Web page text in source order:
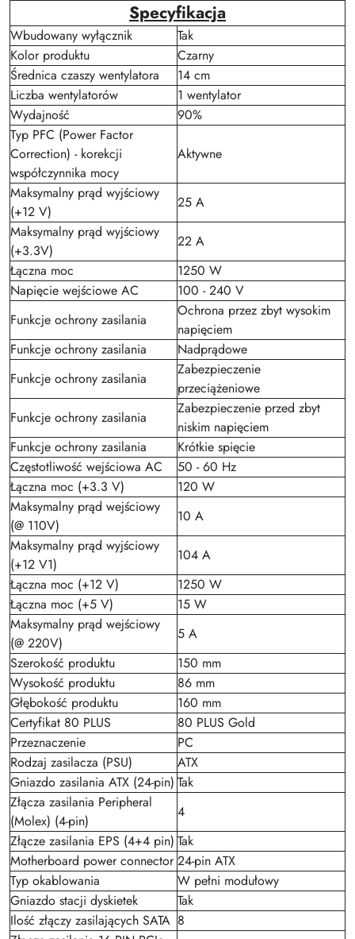
Specyfikacja
Wbudowany wyłącznik
Tak
Kolor produktu
Czarny
Średnica czaszy wentylatora
14 cm
Liczba wentylatorów
1 wentylator
Wydajność
90%
Typ PFC (Power Factor
Correction) - korekcji
współczynnika mocy
Aktywne
Maksymalny prąd wyjściowy
(+12 V)
25 A
Maksymalny prąd wyjściowy
(+3.3V)
22 A
Łączna moc
1250 W
Napięcie wejściowe AC
100 - 240 V
Funkcje ochrony zasilania
Ochrona przez zbyt wysokim
napięciem
Funkcje ochrony zasilania
Nadprądowe
Funkcje ochrony zasilania
Zabezpieczenie
przeciążeniowe
Funkcje ochrony zasilania
Zabezpieczenie przed zbyt
niskim napięciem
Funkcje ochrony zasilania
Krótkie spięcie
Częstotliwość wejściowa AC
50 - 60 Hz
Łączna moc (+3.3 V)
120 W
Maksymalny prąd wejściowy
(@ 110V)
10 A
Maksymalny prąd wyjściowy
(+12 V1)
104 A
Łączna moc (+12 V)
1250 W
Łączna moc (+5 V)
15 W
Maksymalny prąd wejściowy
(@ 220V)
5 A
Szerokość produktu
150 mm
Wysokość produktu
86 mm
Głębokość produktu
160 mm
Certyfikat 80 PLUS
80 PLUS Gold
Przeznaczenie
PC
Rodzaj zasilacza (PSU)
ATX
Gniazdo zasilania ATX (24-pin) Tak
Złącza zasilania Peripheral
(Molex) (4-pin)
4
Złącze zasilania EPS (4+4 pin) Tak
Motherboard power connector 24-pin ATX
Typ okablowania
W pełni modułowy
Gniazdo stacji dyskietek
Tak
Ilość złączy zasilających SATA 8